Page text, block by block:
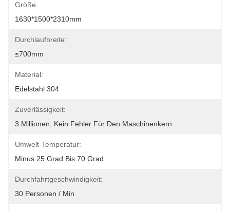
Größe:
1630*1500*2310mm
Durchlaufbreite:
≤700mm
Material:
Edelstahl 304
Zuverlässigkeit:
3 Millionen, Kein Fehler Für Den Maschinenkern
Umwelt-Temperatur:
Minus 25 Grad Bis 70 Grad
Durchfahrtgeschwindigkeit:
30 Personen / Min